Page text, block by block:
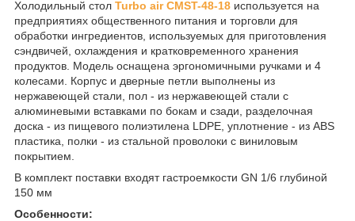
Холодильный стол Turbo air CMST-48-18 используется на
предприятиях общественного питания и торговли для
обработки ингредиентов, используемых для приготовления
сэндвичей, охлаждения и кратковременного хранения
продуктов. Модель оснащена эргономичными ручками и 4
колесами. Корпус и дверные петли выполнены из
нержавеющей стали, пол - из нержавеющей стали с
алюминевыми вставками по бокам и сзади, разделочная
доска - из пищевого полиэтилена LDPE, уплотнение - из ABS
пластика, полки - из стальной проволоки с виниловым
покрытием.
В комплект поставки входят гастроемкости GN 1/6 глубиной
150 мм
Особенности: